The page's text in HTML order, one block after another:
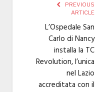
PREVIOUS
ARTICLE
L’Ospedale San
Carlo di Nancy
installa la TC
Revolution, l’unica
nel Lazio
accreditata con il